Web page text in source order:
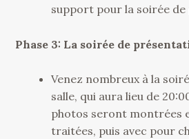
support pour la soirée
Phase 3: La soirée de
Venez nombreux à la
salle, qui aura lieu de
photos seront montrées
traitées, puis avec pour